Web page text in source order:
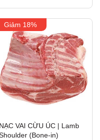
Giảm 18%
NẠC VAI CỪU ÚC | Lamb
(Bone-in)